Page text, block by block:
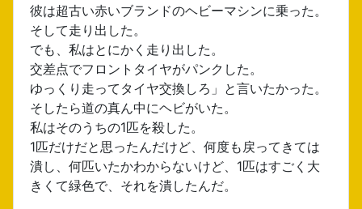
彼は超古い赤いブランドのヘビーマシンに乗った。
そして走り出した。
でも、私はとにかく走り出した。
交差点でフロントタイヤがパンクした。
ゆっくり走ってタイヤ交換しろ」と言いたかった。
そしたら道の真ん中にヘビがいた。
私はそのうちの1匹を殺した。
1匹だけだと思ったんだけど、何度も戻ってきては
潰し、何匹いたかわからないけど、1匹はすごく大
きくて緑色で、それを潰したんだ。